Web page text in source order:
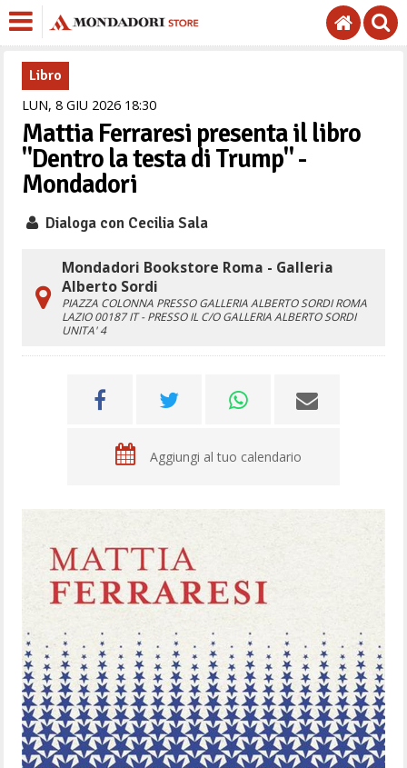
Libro
LUN,8 GIU 2026 1830
Mattia Ferraresi presenta il libro
"Dentro la testa di Trump" -
Mondadori
Dialoga con Cecilia Sala
Mondadori Bookstore Roma - Galleria
Alberto Sordi
PIAZZA COLONNA PRESSO GALLERIA ALBERTO SORDIROMA
LAZIO 00187 IT - PRESSO IL C/O GALLERIA ALBERTO SORDI
UNITA' 4
Aggiungi al tuo calendario